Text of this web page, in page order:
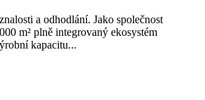
a odhodlání. Jako společnost
m² plně integrovaný ekosystém
kapacitu...